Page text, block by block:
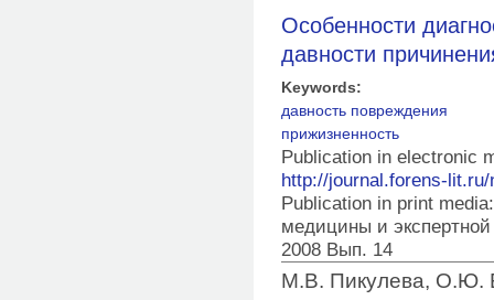
Особенности
давности
Keywords:
давность повреждения
прижизненность
Publication in electronic
http://journal.forens-lit.ru/
Publication in print
медицины и
2008 Вып. 14
М.В. Пикулева, О.Ю.